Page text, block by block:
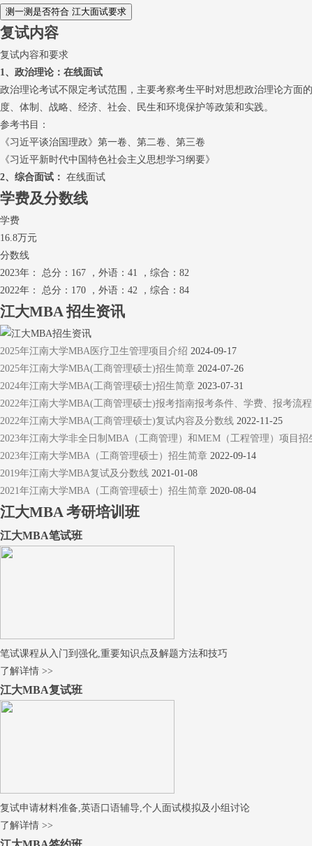
复试内容
复试内容和要求
1、政治理论：在线面试
政治理论考试不限定考试范围，主要考察考生平时对思想政治理论方面
度、体制、战略、经济、社会、民生和环境保护等政策和实践。
参考书目：
《习近平谈治国理政》第一卷、第二卷、第三卷
《习近平新时代中国特色社会主义思想学习纲要》
2、综合面试： 在线面试
学费及分数线
学费
16.8万元
分数线
2023年： 总分：167 ，外语：41 ，综合：82
2022年： 总分：170 ，外语：42 ，综合：84
江大MBA招生资讯
2025年江南大学MBA医疗卫生管理项目介绍 2024-09-17
2025年江南大学MBA(工商管理硕士)招生简章 2024-07-26
2024年江南大学MBA(工商管理硕士)招生简章 2023-07-31
2022年江南大学MBA(工商管理硕士)报考指南报考条件、学费、报考流程
2022年江南大学MBA(工商管理硕士)复试内容及分数线 2022-11-25
2023年江南大学非全日制MBA（工商管理）和MEM（工程管理）项目招
2023年江南大学MBA（工商管理硕士）招生简章 2022-09-14
2019年江南大学MBA复试及分数线 2021-01-08
2021年江南大学MBA（工商管理硕士）招生简章 2020-08-04
江大MBA考研培训班
江大MBA笔试班
笔试课程从入门到强化,重要知识点及解题方法和技巧
了解详情 >>
江大MBA复试班
复试申请材料准备,英语口语辅导,个人面试模拟及小组讨论
了解详情 >>